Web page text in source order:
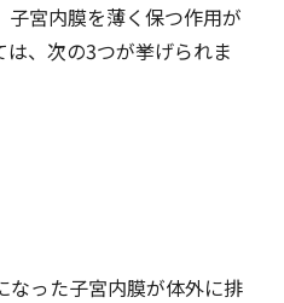
宮内膜を薄く保つ作用が
、次の3つが挙げられま
なった子宮内膜が体外に排